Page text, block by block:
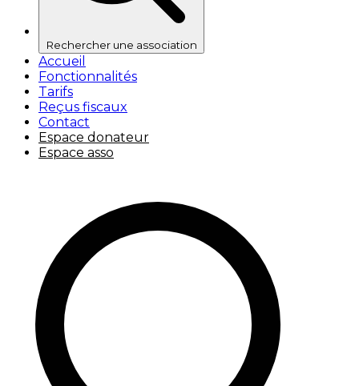
Rechercher une association
Accueil
Fonctionnalités
Tarifs
Reçus fiscaux
Contact
Espace donateur
Espace asso